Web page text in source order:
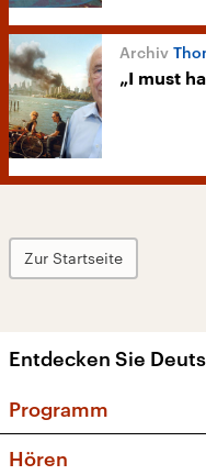
„I must
Zur Startseite
Entdecken Sie
Programm
Hören